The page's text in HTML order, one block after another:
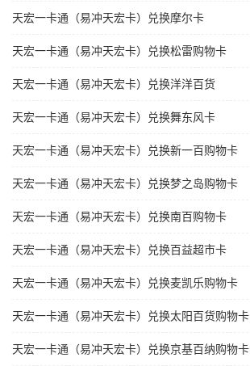
天宏一卡通（易冲天宏卡）兑换摩尔卡
天宏一卡通（易冲天宏卡）兑换松雷购物卡
天宏一卡通（易冲天宏卡）兑换洋洋百货
天宏一卡通（易冲天宏卡）兑换舞东风卡
天宏一卡通（易冲天宏卡）兑换新一百购物卡
天宏一卡通（易冲天宏卡）兑换梦之岛购物卡
天宏一卡通（易冲天宏卡）兑换南百购物卡
天宏一卡通（易冲天宏卡）兑换百益超市卡
天宏一卡通（易冲天宏卡）兑换麦凯乐购物卡
天宏一卡通（易冲天宏卡）兑换太阳百货购物卡
天宏一卡通（易冲天宏卡）兑换京基百纳购物卡